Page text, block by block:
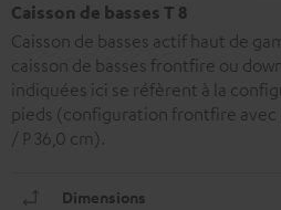
Caisson de basses T 8
Caisson de basses actif haut de
caisson de basses frontfire ou
indiquées ici se réfèrent à la
pieds (configuration frontfire avec
/ P 36,0 cm).
Dimensions